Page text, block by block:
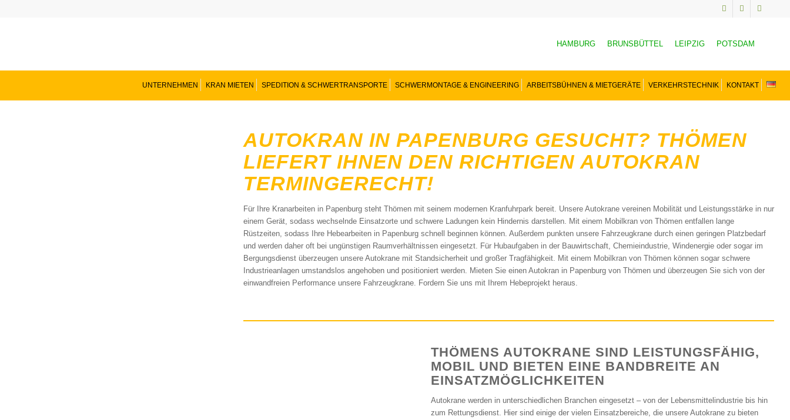
HAMBURG BRUNSBÜTTEL LEIPZIG POTSDAM
UNTERNEHMEN KRAN MIETEN SPEDITION & SCHWERTRANSPORTE SCHWERMONTAGE & ENGINEERING ARBEITSBÜHNEN & MIETGERÄTE VERKEHRSTECHNIK KONTAKT
AUTOKRAN IN PAPENBURG GESUCHT? THÖMEN
LIEFERT IHNEN DEN RICHTIGEN AUTOKRAN
TERMINGERECHT!
Für Ihre Kranarbeiten in Papenburg steht Thömen mit seinem modernen Kranfuhrpark bereit. Unsere Autokrane vereinen Mobilität und Leistungsstärke in nur
einem Gerät, sodass wechselnde Einsatzorte und schwere Ladungen kein Hindernis darstellen. Mit einem Mobilkran von Thömen entfallen lange
Rüstzeiten, sodass Ihre Hebearbeiten in Papenburg schnell beginnen können. Außerdem punkten unsere Fahrzeugkrane durch einen geringen Platzbedarf
und werden daher oft bei ungünstigen Raumverhältnissen eingesetzt. Für Hubaufgaben in der Bauwirtschaft, Chemieindustrie, Windenergie oder sogar im
Bergungsdienst überzeugen unsere Autokrane mit Standsicherheit und großer Tragfähigkeit. Mit einem Mobilkran von Thömen können sogar schwere
Industrieanlagen umstandslos angehoben und positioniert werden. Mieten Sie einen Autokran in Papenburg von Thömen und überzeugen Sie sich von der
einwandfreien Performance unsere Fahrzeugkrane. Fordern Sie uns mit Ihrem Hebeprojekt heraus.
THÖMENS AUTOKRANE SIND LEISTUNGSFÄHIG,
MOBIL UND BIETEN EINE BANDBREITE AN
EINSATZMÖGLICHKEITEN
Autokrane werden in unterschiedlichen Branchen eingesetzt – von der Lebensmittelindustrie bis hin
zum Rettungsdienst. Hier sind einige der vielen Einsatzbereiche, die unsere Autokrane zu bieten